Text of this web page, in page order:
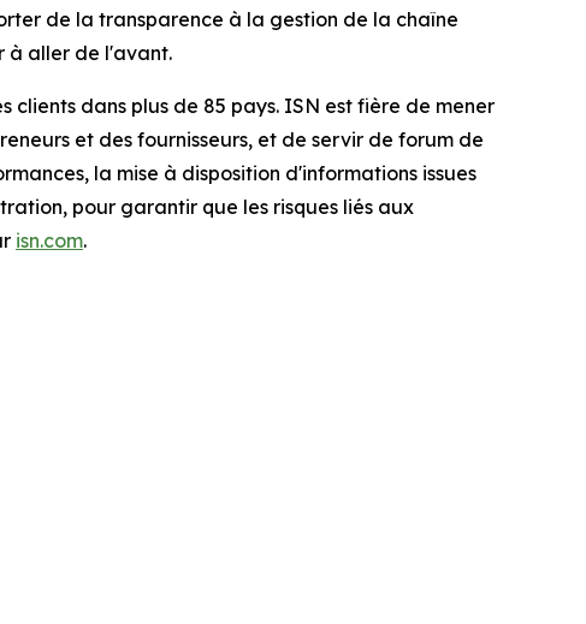
de la transparence à la gestion de la chaîne
à aller de l'avant.
clients dans plus de 85 pays. ISN est fière de mener
et des fournisseurs, et de servir de forum de
la mise à disposition d'informations issues
pour garantir que les risques liés aux
isn.com.